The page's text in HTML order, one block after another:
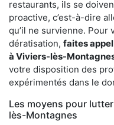
restaurants, ils se
proactive, c’est-à-dire
qu’il ne survienne. Pour
dératisation, faites
à Viviers-lès-
votre disposition des
expérimentés dans le
Les moyens pour
lès-Montagnes